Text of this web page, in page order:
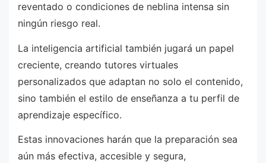
reventado o condiciones de neblina intensa sin
ningún riesgo real.
La inteligencia artificial también jugará un papel
creciente, creando tutores virtuales
personalizados que adaptan no solo el contenido,
sino también el estilo de enseñanza a tu perfil de
aprendizaje específico.
Estas innovaciones harán que la preparación sea
aún más efectiva, accesible y segura,